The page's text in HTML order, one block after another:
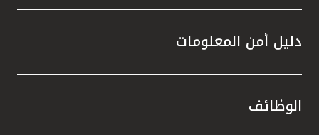
دليل أمن المعلومات
الوظائف